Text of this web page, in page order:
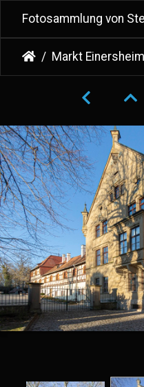
Fotosammlung von
Markt Einersheim